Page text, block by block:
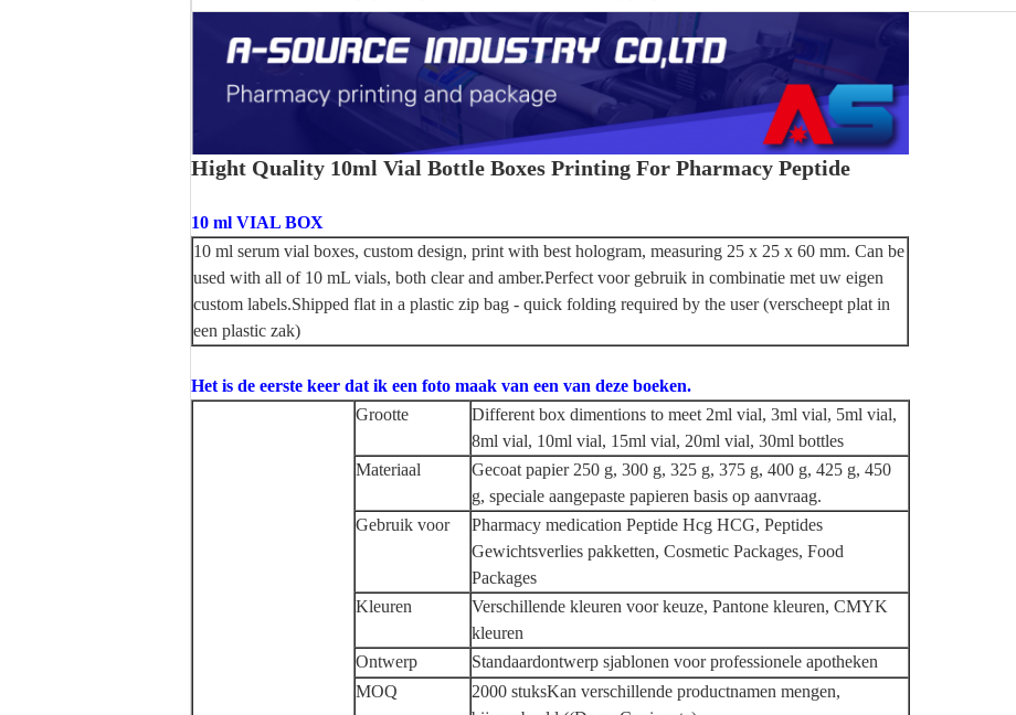
Hight Quality 10ml Vial Bottle Boxes Printing For Pharmacy Peptide
10 ml VIAL BOX
10 ml serum vial boxes, custom design, print with best hologram, measuring 25 x 25 x 60 mm. Can be
used with all of 10 mL vials, both clear and amber.Perfect voor gebruik in combinatie met uw eigen
custom labels.Shipped flat in a plastic zip bag - quick folding required by the user (verscheept plat in
een plastic zak)
Het is de eerste keer dat ik een foto maak van een van deze boeken.
Grootte
Different box dimentions to meet 2ml vial, 3ml vial, 5ml vial,
8ml vial, 10ml vial, 15ml vial, 20ml vial, 30ml bottles
Materiaal
Gecoat papier 250 g, 300 g, 325 g, 375 g, 400 g, 425 g, 450
g, speciale aangepaste papieren basis op aanvraag.
Gebruik voor
Pharmacy medication Peptide Hcg HCG, Peptides
Gewichtsverlies pakketten, Cosmetic Packages, Food
Packages
Kleuren
Verschillende kleuren voor keuze, Pantone kleuren, CMYK
kleuren
Ontwerp
Standaardontwerp sjablonen voor professionele apotheken
MOQ
2000 stuksKan verschillende productnamen mengen,